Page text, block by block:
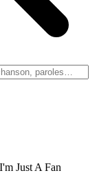
Just A Fan